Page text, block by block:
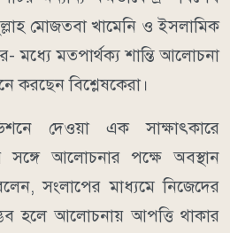
মোজতবা খামেনি ও ইসলামিক
মধ্যে মতপার্থক্য শান্তি আলোচনা
করছেন বিশ্লেষকেরা।
দেওয়া এক সাক্ষাৎকারে
সঙ্গে আলোচনার পক্ষে অবস্থান
সংলাপের মাধ্যমে নিজেদের
হলে আলোচনায় আপত্তি থাকার